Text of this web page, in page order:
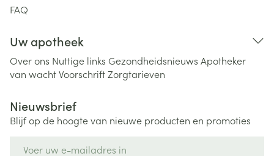
FAQ
Uw apotheek
Over ons Nuttige links Gezondheidsnieuws Apotheker
van wachtVoorschriftZorgtarieven
Nieuwsbrief
Blijf op de hoogte van nieuwe producten en promoties